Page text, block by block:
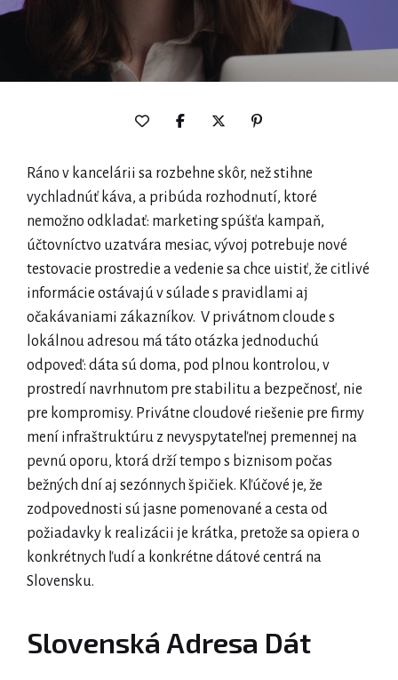
Ráno v kancelárii sa rozbehne skôr, než stihne
vychladnúť káva, a pribúda rozhodnutí, ktoré
nemožno odkladať: marketing spúšťa kampaň,
účtovníctvo uzatvára mesiac, vývoj potrebuje nové
testovacie prostredie a vedenie sa chce uistiť, že citlivé
informácie ostávajú v súlade s pravidlami aj
očakávaniami zákazníkov. V privátnom cloude s
lokálnou adresou má táto otázka jednoduchú
odpoveď: dáta sú doma, pod plnou kontrolou, v
prostredí navrhnutom pre stabilitu a bezpečnosť, nie
pre kompromisy. Privátne cloudové riešenie pre firmy
mení infraštruktúru z nevyspytateľnej premennej na
pevnú oporu, ktorá drží tempo s biznisom počas
bežných dní aj sezónnych špičiek. Kľúčové je, že
zodpovednosti sú jasne pomenované a cesta od
požiadavky k realizácii je krátka, pretože sa opiera o
konkrétnych ľudí a konkrétne dátové centrá na
Slovensku.
Slovenská Adresa Dát